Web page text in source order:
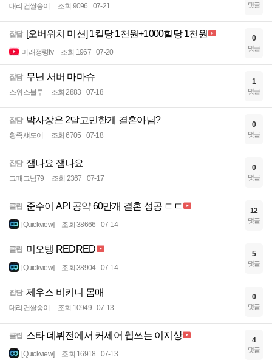
대리컨쌀숭이 조회 9096 07-21 댓글
잡담 [오버워치 미션] 1킬당 1천원+1000힐당 1천원
미래정령tv 조회 1967 07-20
0
댓글
잡담 무닌 서버 마마슈
스위스블루 조회 2883 07-18
1
댓글
잡담 박사장은 2달고민한게 결혼아님?
황족섀도어 조회 6705 07-18
0
댓글
잡담 잼나요 잼나요
그때그넘79 조회 2367 07-17
0
댓글
클립 준수이 API 공약 60만개 결혼 성공 ㄷㄷ
[Quickview] 조회 38666 07-14
12
댓글
클립 미오탱 REDRED
[Quickview] 조회 38904 07-14
5
댓글
잡담 제우스 비키니 몸매
대리컨쌀숭이 조회 10949 07-13
0
댓글
클립 스타 데뷔전에서 커세어 웹쓰는 이지상
[Quickview] 조회 16918 07-13
4
댓글